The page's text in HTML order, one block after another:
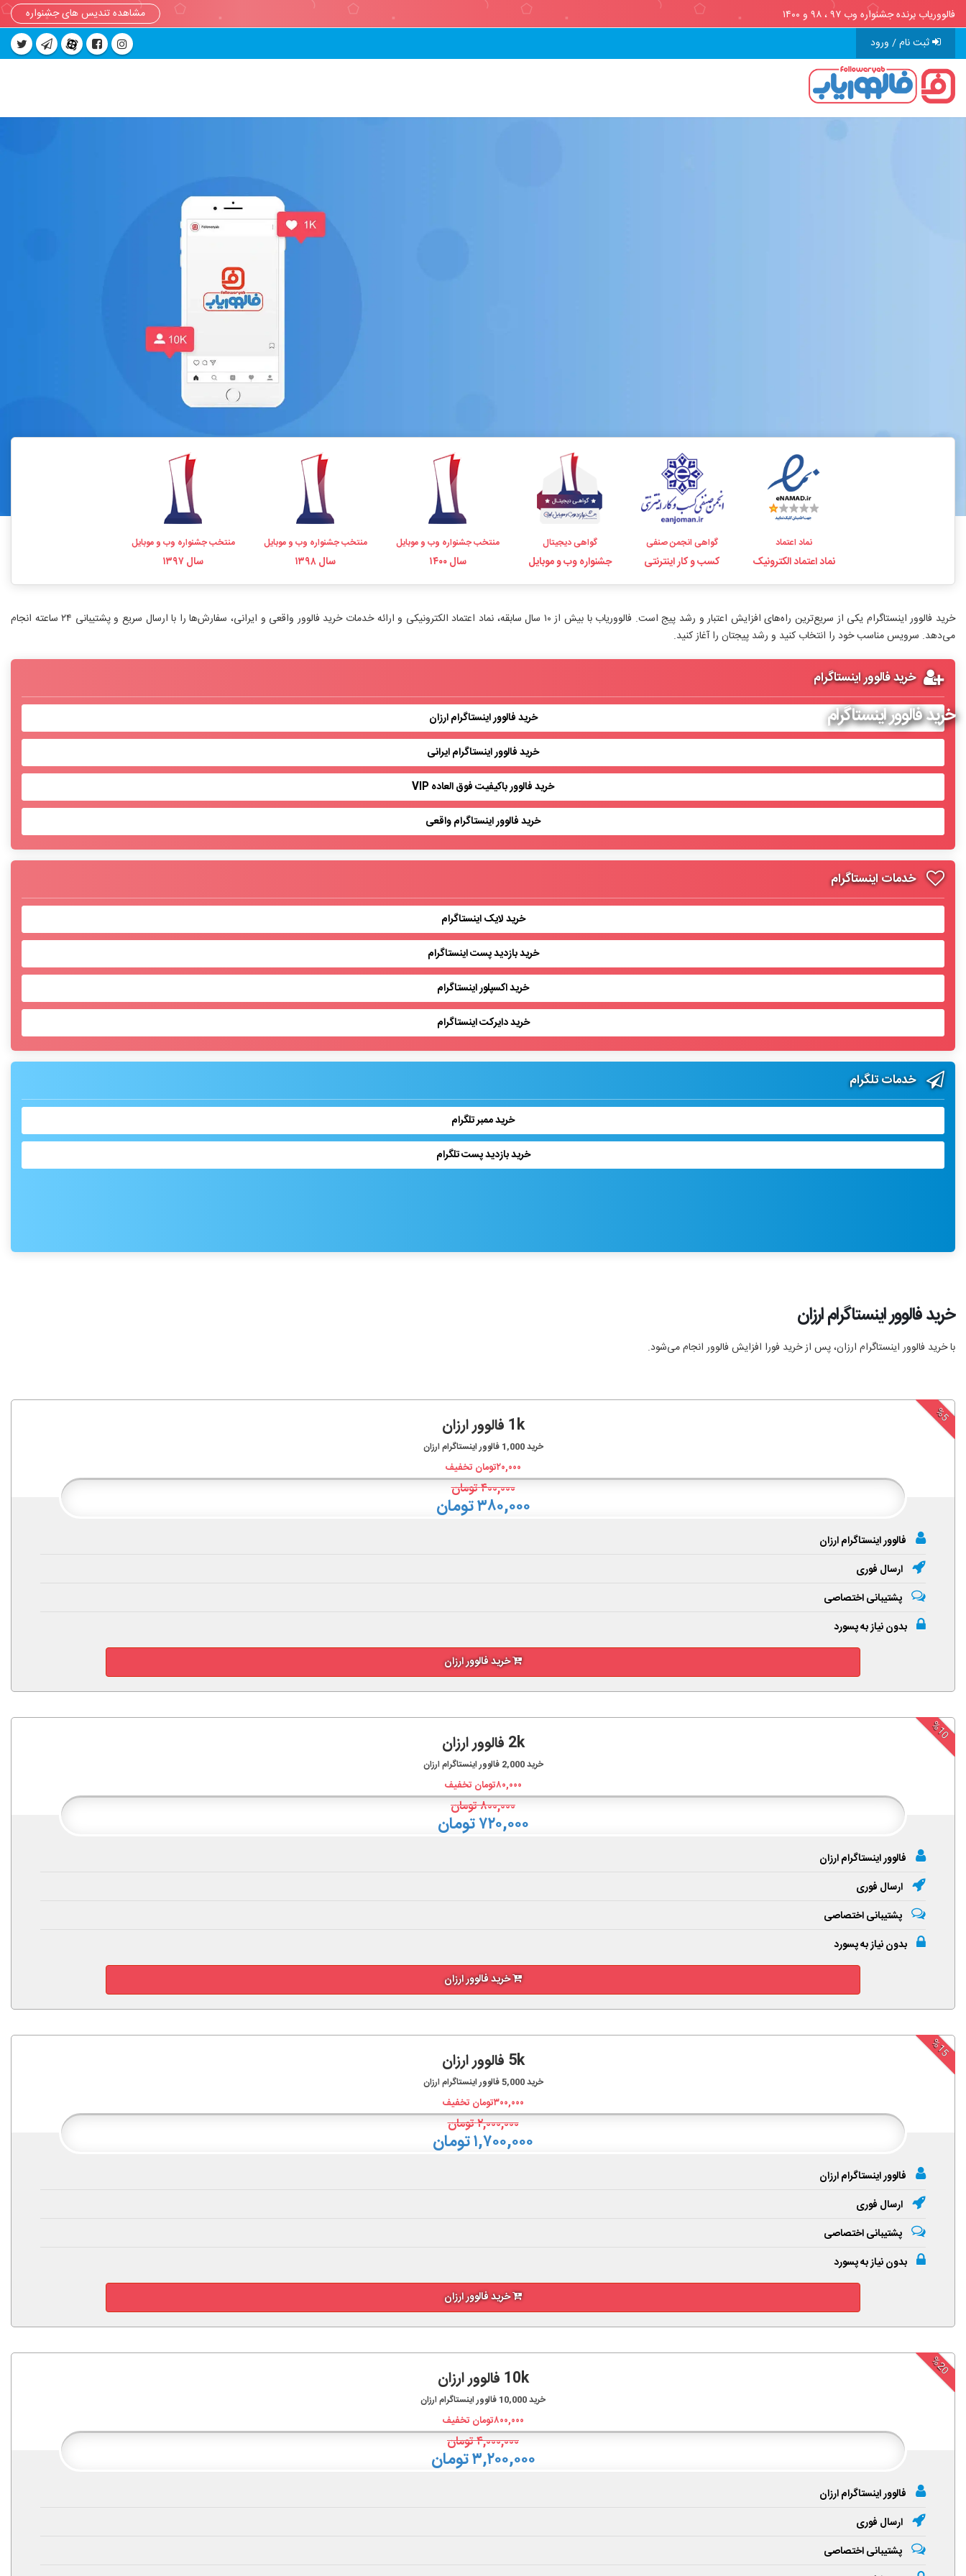
فالووریاب برنده جشنواره وب ۹۷ ، ۹۸ و ۱۴۰۰
مشاهده تندیس های جشنواره
ثبت نام / ورود
خرید فالوور اینستاگرام
نماد اعتماد
نماد اعتماد الکترونیک
گواهی انجمن صنفی
کسب و کار اینترنتی
گواهی دیجیتال
جشنواره وب و موبایل
منتخب جشنواره وب و موبایل
سال ۱۴۰۰
منتخب جشنواره وب و موبایل
سال ۱۳۹۸
منتخب جشنواره وب و موبایل
سال ۱۳۹۷
خرید فالوور اینستاگرام یکی از سریع‌ترین راه‌های افزایش اعتبار و رشد پیج است. فالووریاب با بیش از ۱۰ سال سابقه، نماد اعتماد الکترونیکی و ارائه خدمات خرید فالوور واقعی و ایرانی، سفارش‌ها را با ارسال سریع و پشتیبانی ۲۴ ساعته انجام
می‌دهد. سرویس مناسب خود را انتخاب کنید و رشد پیجتان را آغاز کنید.
خرید فالوور اینستاگرام
خرید فالوور اینستاگرام ارزان
خرید فالوور اینستاگرام ایرانی
خرید فالوور باکیفیت فوق العاده VIP
خرید فالوور اینستاگرام واقعی
خدمات اینستاگرام
خرید لایک اینستاگرام
خرید بازدید پست اینستاگرام
خرید اکسپلور اینستاگرام
خرید دایرکت اینستاگرام
خدمات تلگرام
خرید ممبر تلگرام
خرید بازدید پست تلگرام
خرید فالوور اینستاگرام ارزان
با خرید فالوور اینستاگرام ارزان، پس از خرید فورا افزایش فالوور انجام‌ می‌شود.
%5 1k فالوور ارزان
خرید1,000 فالوور اینستاگرام ارزان
۲۰,۰۰۰تومان تخفیف
۴۰۰,۰۰۰تومان
۳۸۰,۰۰۰ تومان
فالوور اینستاگرام ارزان
ارسال فوری
پشتیبانی اختصاصی
بدون نیاز به پسورد
خرید فالوور ارزان
%10
2k فالوور ارزان
خرید2,000 فالوور اینستاگرام ارزان
۸۰,۰۰۰تومان تخفیف
۸۰۰,۰۰۰تومان
۷۲۰,۰۰۰ تومان
فالوور اینستاگرام ارزان
ارسال فوری
پشتیبانی اختصاصی
بدون نیاز به پسورد
خرید فالوور ارزان
%15
5k فالوور ارزان
خرید5,000فالوور اینستاگرام ارزان
۳۰۰,۰۰۰تومان تخفیف
۲,۰۰۰,۰۰۰تومان
۱,۷۰۰,۰۰۰ تومان
فالوور اینستاگرام ارزان
ارسال فوری
پشتیبانی اختصاصی
بدون نیاز به پسورد
خرید فالوور ارزان
%20
10k فالوور ارزان
خرید10,000 فالوور اینستاگرام ارزان
۸۰۰,۰۰۰تومان تخفیف
۴,۰۰۰,۰۰۰تومان
۳,۲۰۰,۰۰۰ تومان
فالوور اینستاگرام ارزان
ارسال فوری
پشتیبانی اختصاصی